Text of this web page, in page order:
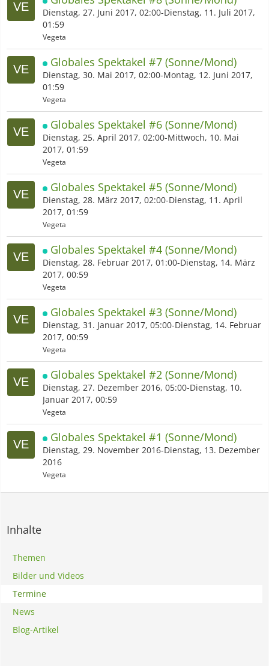
Dienstag, 27. Juni 2017, 02:00-Dienstag, 11. Juli 2017,
01:59
Vegeta
Globales Spektakel #7 (Sonne/Mond)
Dienstag, 30. Mai 2017, 02:00-Montag, 12. Juni 2017,
01:59
Vegeta
Globales Spektakel #6 (Sonne/Mond)
Dienstag, 25. April 2017, 02:00-Mittwoch, 10. Mai
2017, 01:59
Vegeta
Globales Spektakel #5 (Sonne/Mond)
Dienstag, 28. März 2017, 02:00-Dienstag, 11. April
2017, 01:59
Vegeta
Globales Spektakel #4 (Sonne/Mond)
Dienstag, 28. Februar 2017, 01:00-Dienstag, 14. März
2017, 00:59
Vegeta
Globales Spektakel #3 (Sonne/Mond)
Dienstag, 31. Januar 2017, 05:00-Dienstag, 14. Februar
2017, 00:59
Vegeta
Globales Spektakel #2 (Sonne/Mond)
Dienstag, 27. Dezember 2016, 05:00-Dienstag, 10.
Januar 2017, 00:59
Vegeta
Globales Spektakel #1 (Sonne/Mond)
Dienstag, 29. November 2016-Dienstag, 13. Dezember
2016
Vegeta
Inhalte
Themen
Bilder und Videos
Termine
News
Blog-Artikel